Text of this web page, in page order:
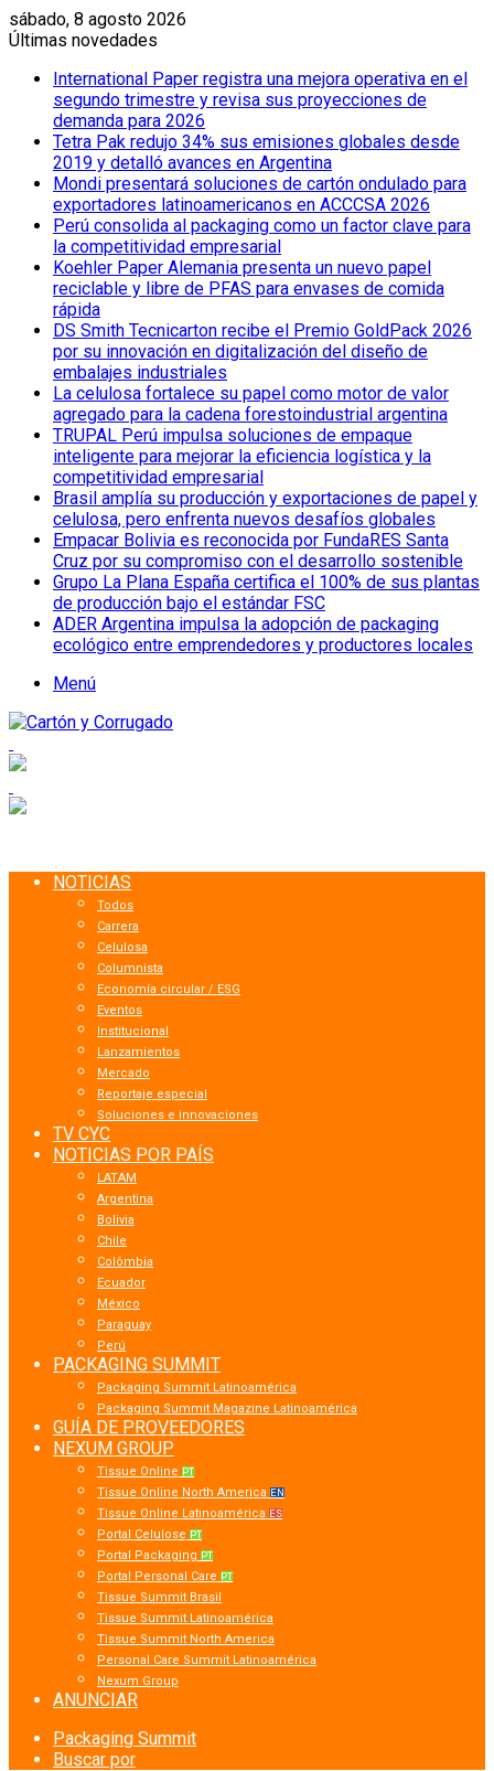
sábado, 8 agosto 2026
Últimas novedades
International Paper registra una mejora operativa en el
segundo trimestre y revisa sus proyecciones de
demanda para 2026
Tetra Pak redujo 34% sus emisiones globales desde
2019 y detalló avances en Argentina
Mondi presentará soluciones de cartón ondulado para
exportadores latinoamericanos en ACCCSA 2026
Perú consolida al packaging como un factor clave para
la competitividad empresarial
Koehler Paper Alemania presenta un nuevo papel
reciclable y libre de PFAS para envases de comida
rápida
DS Smith Tecnicarton recibe el Premio GoldPack 2026
por su innovación en digitalización del diseño de
embalajes industriales
La celulosa fortalece su papel como motor de valor
agregado para la cadena forestoindustrial argentina
TRUPAL Perú impulsa soluciones de empaque
inteligente para mejorar la eficiencia logística y la
competitividad empresarial
Brasil amplía su producción y exportaciones de papel y
celulosa, pero enfrenta nuevos desafíos globales
Empacar Bolivia es reconocida por FundaRES Santa
Cruz por su compromiso con el desarrollo sostenible
Grupo La Plana España certifica el 100% de sus plantas
de producción bajo el estándar FSC
ADER Argentina impulsa la adopción de packaging
ecológico entre emprendedores y productores locales
Menú
NOTICIAS
Todos
Carrera
Celulosa
Columnista
Economía circular / ESG
Eventos
Institucional
Lanzamientos
Mercado
Reportaje especial
Soluciones e innovaciones
TV CYC
NOTICIAS POR PAÍS
LATAM
Argentina
Bolivia
Chile
Colômbia
Ecuador
México
Paraguay
Perú
PACKAGING SUMMIT
Packaging Summit Latinoamérica
Packaging Summit Magazine Latinoamérica
GUÍA DE PROVEEDORES
NEXUM GROUP
Tissue Online PT
Tissue Online North America EN
Tissue Online Latinoamérica ES
Portal Celulose PT
Portal Packaging PT
Portal Personal Care PT
Tissue Summit Brasil
Tissue Summit Latinoamérica
Tissue Summit North America
Personal Care Summit Latinoamérica
Nexum Group
ANUNCIAR
Packaging Summit
Buscar por